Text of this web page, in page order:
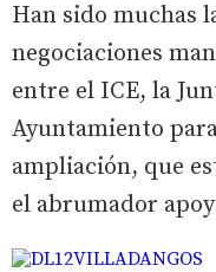
Han sido muchas
negociaciones
entre el ICE, la
Ayuntamiento
ampliación, que
el abrumador